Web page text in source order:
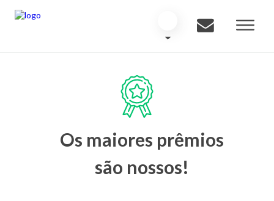
Os maiores prêmios
são nossos!